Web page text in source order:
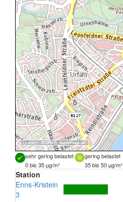
Quellen: DORIS,basemap.at
sehr gering belastet gering belastet
0 bis 35 µg/m³
35 bis 50 µg/m³
Station
Enns-Kristein
3